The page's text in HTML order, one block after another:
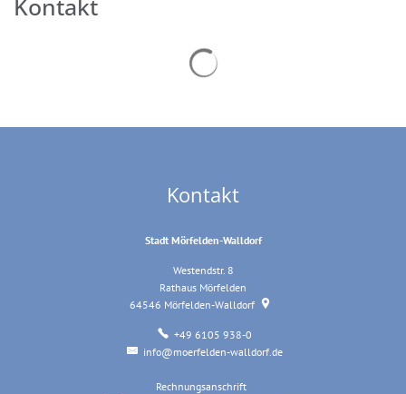
Kontakt
Kontakt
Stadt Mörfelden-Walldorf
Westendstr. 8
Rathaus Mörfelden
64546 Mörfelden-Walldorf
+49 6105 938-0
info@moerfelden-walldorf.de
Rechnungsanschrift